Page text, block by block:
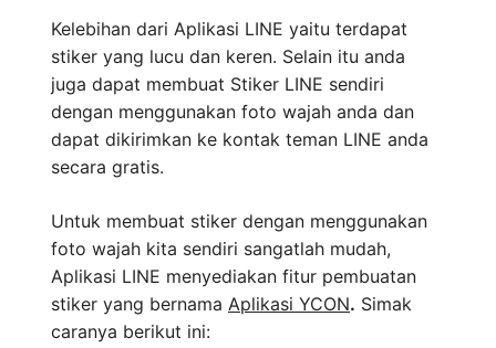
Kelebihan dari Aplikasi LINE yaitu terdapat
stiker yang lucu dan keren. Selain itu anda
juga dapat membuat Stiker LINE sendiri
dengan menggunakan foto wajah anda dan
dapat dikirimkan ke kontak teman LINE anda
secara gratis.
Untuk membuat stiker dengan menggunakan
foto wajah kita sendiri sangatlah mudah,
Aplikasi LINE menyediakan fitur pembuatan
stiker yang bernama Aplikasi YCON. Simak
caranya berikut ini: